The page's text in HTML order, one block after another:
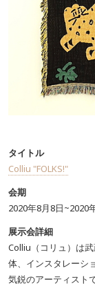
タイトル
Colliu "FOLKS!"
会期
2020年8月8日~2020
展示会詳細
Colliu（コリュ）は
体、インスタレーシ
気鋭のアーティストで